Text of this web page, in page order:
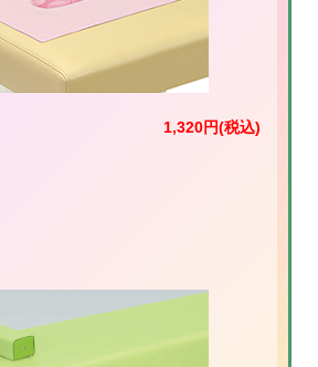
1,320円(税込)